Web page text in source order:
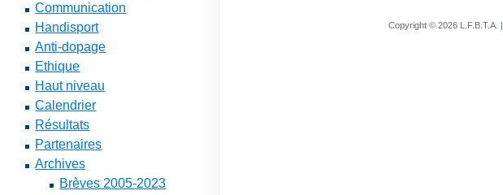
Communication
Handisport
Anti-dopage
Ethique
Haut niveau
Calendrier
Résultats
Partenaires
Archives
Brèves 2005-2023
Copyright © 2026 L.F.B.T.A. |